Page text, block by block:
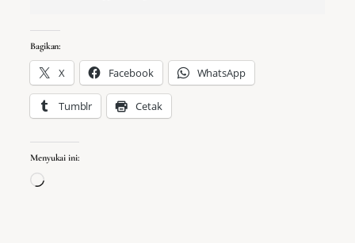
Bagikan:
X Facebook WhatsApp
Tumblr Cetak
Menyukai ini:
Memuat…